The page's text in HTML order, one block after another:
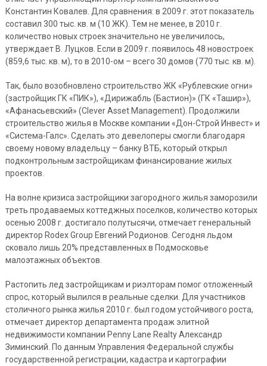
Константин Ковалев. Для сравнения: в 2009 г. этот показатель
составил 300 тыс. кв. м (10 ЖК). Тем не менее, в 2010 г.
количество новых строек значительно не увеличилось,
утверждает В. Луцков. Если в 2009 г. появилось 48 новостроек
(859,6 тыс. кв. м), то в 2010-ом – всего 30 домов (770 тыс. кв. м).
Так, было возобновлено строительство ЖК «Рублевские огни»
(застройщик ГК «ПИК»), «Дирижабль (Бастион)» (ГК «Ташир»),
«Афанасьевский» (Clever Asset Management). Продолжили
строительство жилья в Москве компании «Дон-Строй Инвест» и
«Система-Галс». Сделать это девелоперы смогли благодаря
своему новому владельцу – банку ВТБ, который открыл
подконтрольным застройщикам финансирование жилых
проектов.
На волне кризиса застройщики загородного жилья заморозили
треть продаваемых коттеджных поселков, количество которых
осенью 2008 г. достигало полутысячи, отмечает генеральный
директор Rodex Group Евгений Родионов. Сегодня льдом
сковало лишь 20% представленных в Подмосковье
малоэтажных объектов.
Растопить лед застройщикам и риэлторам помог отложенный
спрос, который вылился в реальные сделки. Для участников
столичного рынка жилья 2010 г. был годом устойчивого роста,
отмечает директор департамента продаж элитной
недвижимости компании Penny Lane Realty Александр
Зиминский. По данным Управления Федеральной службы
государственной регистрации, кадастра и картографии